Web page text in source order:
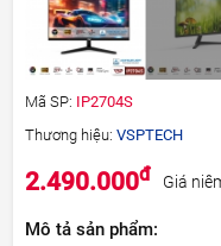
Mã SP: IP2704S
Thương hiệu:VSPTECH
2.490.000đ Giá
Mô tả sản phẩm: